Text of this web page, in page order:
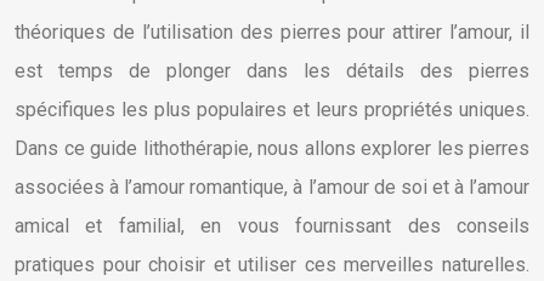
théoriques de l’utilisation des pierres pour attirer l’amour, il
est temps de plonger dans les détails des pierres
spécifiques les plus populaires et leurs propriétés uniques.
Dans ce guide lithothérapie, nous allons explorer les pierres
associées à l’amour romantique, à l’amour de soi et à l’amour
amical et familial, en vous fournissant des conseils
pratiques pour choisir et utiliser ces merveilles naturelles.